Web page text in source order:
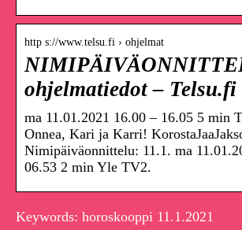
http s://www.telsu.fi › ohjelmat
ohjelmatiedot – Telsu.fi
ma 11.01.2021 16.00 – 16.05 5 min
Onnea, Kari ja Karri!
Nimipäiväonnittelu: 11.1. ma
06.53 2 min Yle TV2.
Keywords: horoskooppi 11.1.2021